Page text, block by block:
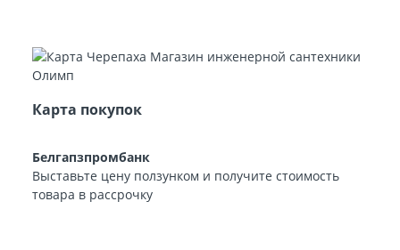
Карта покупок
Белгапзпромбанк
Выставьте цену ползунком и получите стоимость
товара в рассрочку